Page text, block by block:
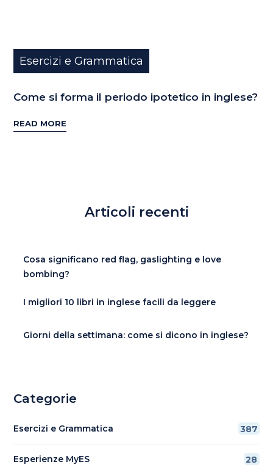
Esercizi e Grammatica
Come si forma il periodo ipotetico in inglese?
READ MORE
Articoli recenti
Cosa significano red flag, gaslighting e love
bombing?
I migliori 10 libri in inglese facili da leggere
Giorni della settimana: come si dicono in inglese?
Categorie
Esercizi e Grammatica 387
Esperienze MyES 28